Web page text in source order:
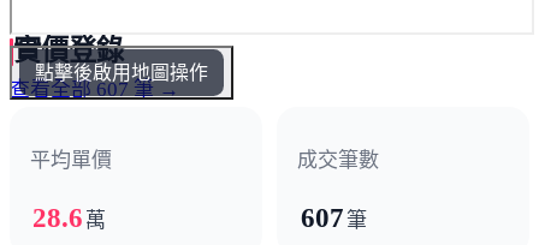
點擊後啟用地圖操作
實價登錄
查看全部 607 筆 →
平均單價
28.6 萬
成交筆數
607筆